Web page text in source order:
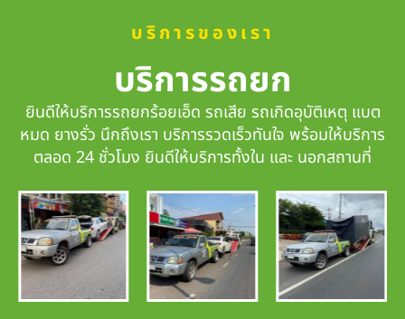
บริการของเรา
บริการรถยก
ยินดีให้บริการรถยกร้อยเอ็ด รถเสีย รถเกิดอุบัติเหตุ แบต
หมด ยางรั่ว นึกถึงเรา บริการรวดเร็วทันใจ พร้อมให้บริการ
ตลอด 24 ชั่วโมง ยินดีให้บริการทั้งใน และ นอกสถานที่